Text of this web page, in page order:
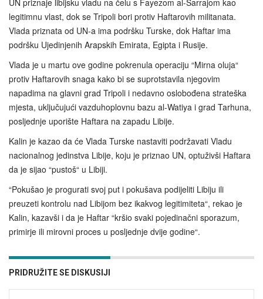
UN priznaje libijsku vladu na čelu s Fayezom al-Sarrajom kao
legitimnu vlast, dok se Tripoli bori protiv Haftarovih militanata.
Vlada priznata od UN-a ima podršku Turske, dok Haftar ima
podršku Ujedinjenih Arapskih Emirata, Egipta i Rusije.
Vlada je u martu ove godine pokrenula operaciju “Mirna oluja“
protiv Haftarovih snaga kako bi se suprotstavila njegovim
napadima na glavni grad Tripoli i nedavno oslobođena strateška
mjesta, uključujući vazduhoplovnu bazu al-Watiya i grad Tarhuna,
posljednje uporište Haftara na zapadu Libije.
Kalin je kazao da će Vlada Turske nastaviti podržavati Vladu
nacionalnog jedinstva Libije, koju je priznao UN, optuživši Haftara
da je sijao “pustoš“ u Libiji.
“Pokušao je progurati svoj put i pokušava podijeliti Libiju ili
preuzeti kontrolu nad Libijom bez ikakvog legitimiteta“, rekao je
Kalin, kazavši i da je Haftar “kršio svaki pojedinačni sporazum,
primirje ili mirovni proces u posljednje dvije godine“.
PRIDRUŽITE SE DISKUSIJI